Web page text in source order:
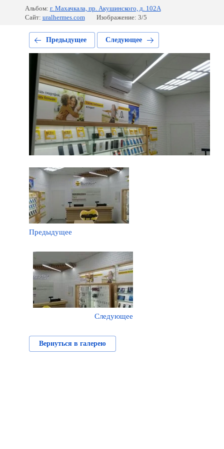
Альбом: г. Махачкала, пр. Акушинского, д. 102А
Сайт: uralhermes.com Изображение: 3/5
Предыдущее Следующее
Предыдущее
Следующее
Вернуться в галерею